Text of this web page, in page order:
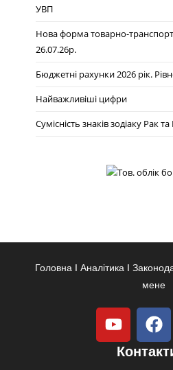
УВП
Нова форма товарно-
26.07.26р.
Бюджетні рахунки 2026 рік.
Найважливіші цифри
Сумісність знаків зодіаку Рак
Головна Ι Аналітика Ι
мене